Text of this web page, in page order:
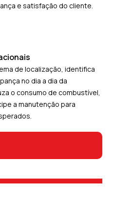
e satisfação do cliente.
de localização, identifica
no dia a dia da
o consumo de combustível,
a manutenção para